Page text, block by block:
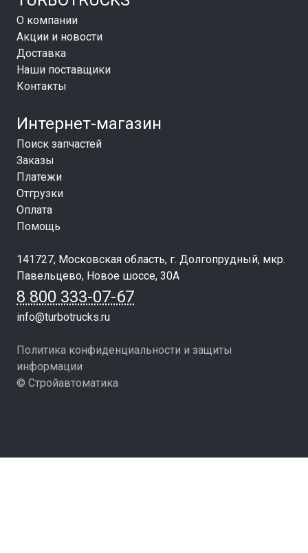
О компании
Акции и новости
Доставка
Наши поставщики
Контакты
Интернет-магазин
Поиск запчастей
Заказы
Платежи
Отгрузки
Оплата
Помощь
141727, Московская область, г. Долгопрудный, мкр.
Павельцево, Новое шоссе, 30А
8 800 333-07-67
info@turbotrucks.ru
Политика конфиденциальности и защиты
информации
© Стройавтоматика